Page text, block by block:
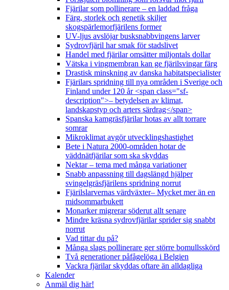
Fjärilar som pollinerare – en laddad fråga
Färg, storlek och genetik skiljer
skogspärlemorfjärilens former
UV-ljus avslöjar busksnabbvingens larver
Sydrovfjäril har smak för stadslivet
Handel med fjärilar omsätter miljontals dollar
Vätska i vingmembran kan ge fjärilsvingar färg
Drastisk minskning av danska habitatspecialister
Fjärilars spridning till nya områden i Sverige och
Finland under 120 år <span class="sf-
description">– betydelsen av klimat,
landskapstyp och arters särdrag</span>
Spanska kamgräsfjärilar hotas av allt torrare
somrar
Mikroklimat avgör utvecklingshastighet
Bete i Natura 2000-områden hotar de
väddnätfjärilar som ska skyddas
Nektar – tema med många variationer
Snabb anpassning till dagslängd hjälper
svingelgräsfjärilens spridning norrut
Fjärilslarvernas värdväxter– Mycket mer än en
midsommarbukett
Monarker migrerar söderut allt senare
Mindre kräsna sydrovfjärilar sprider sig snabbt
norrut
Vad tittar du på?
Många slags pollinerare ger större bomullsskörd
Två generationer påfågelöga i Belgien
Vackra fjärilar skyddas oftare än alldagliga
Kalender
Anmäl dig här!